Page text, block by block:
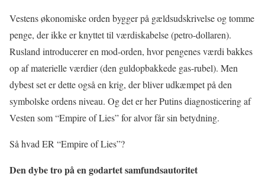
Vestens økonomiske orden bygger på gældsudskrivelse og tomme
penge, der ikke er knyttet til værdiskabelse (petro-dollaren).
Rusland introducerer en mod-orden, hvor pengenes værdi bakkes
op af materielle værdier (den guldopbakkede gas-rubel). Men
dybest set er dette også en krig, der bliver udkæmpet på den
symbolske ordens niveau. Og det er her Putins diagnosticering af
Vesten som “Empire of Lies” for alvor får sin betydning.
Så hvad ER “Empire of Lies”?
Den dybe tro på en godartet samfundsautoritet